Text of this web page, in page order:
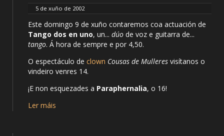
5 de xuño de 2002
Este domingo 9 de xuño contaremos coa actuación de
Tango dos en uno, un... dúo de voz e guitarra de...
tango. Á hora de sempre e por 4,50.
O espectáculo de clown Cousas de Mulleres visítanos o
vindeiro venres 14.
¡E non esquezades a Paraphernalia, o 16!
Ler máis